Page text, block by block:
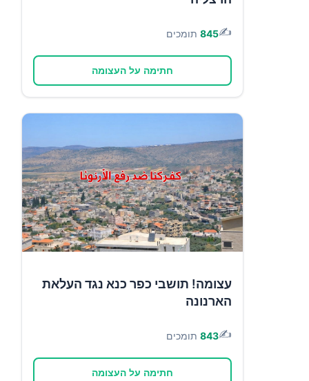
✍️
845 תומכים
חתימה על העצומה
עצומה! תושבי כפר כנא נגד העלאת
הארנונה
✍️
843 תומכים
חתימה על העצומה